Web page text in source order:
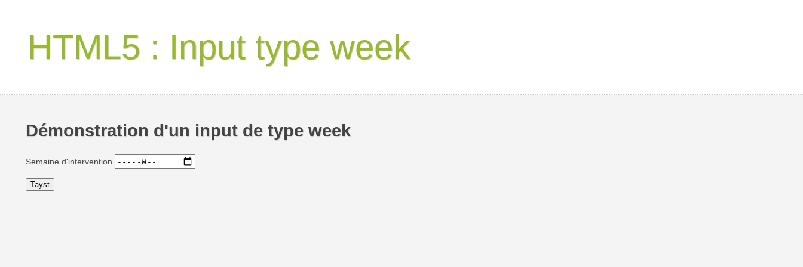
HTML5 : Input type week
Démonstration d'un input de type week
Semaine d'intervention
Tayst